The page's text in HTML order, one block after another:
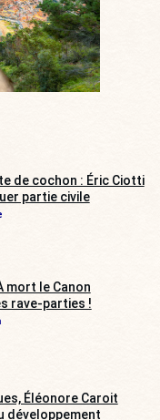
de cochon : Éric Ciotti
partie civile
mort le Canon
rave-parties !
Éléonore Caroit
développement